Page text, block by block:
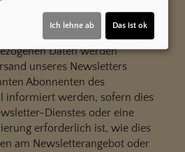
zum Newsletter
Daten werden
unseres Newsletters
Abonnenten des
informiert werden, sofern dies
Dienstes oder eine
erforderlich ist, wie dies
am Newsletterangebot oder
Ich lehne ab Das ist ok